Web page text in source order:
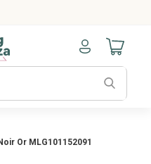
Naar
Or MLG101152091